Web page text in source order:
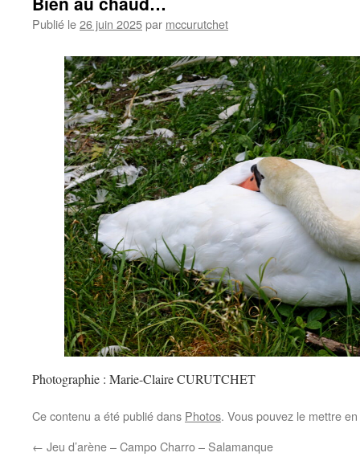
Publié le26 juin 2025par mccurutchet
Photographie : Marie-Claire CURUTCHET
Ce contenu a été publié dans Photos. Vous pouvez le mettre
← Jeu d’arène – Campo Charro – Salamanque